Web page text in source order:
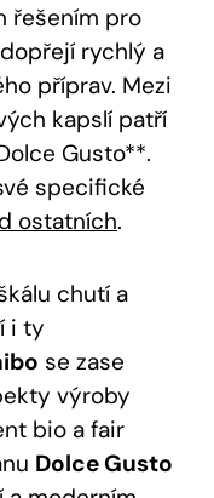
řešením pro
rychlý a
příprav. Mezi
kapslí patří
Gusto**.
specifické
ostatních.
chutí a
i ty
se zase
výroby
bio a fair
Dolce Gusto